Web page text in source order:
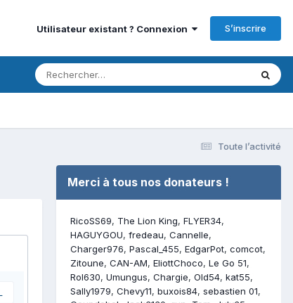
Utilisateur existant ? Connexion S’inscrire
Toute l’activité
Merci à tous nos donateurs !
RicoSS69 The Lion King FLYER34
HAGUYGOU fredeau Cannelle
Charger976 Pascal_455 EdgarPot comcot
Zitoune CAN-AM EliottChoco Le Go 51
Rol630 Umungus Chargie Old54 kat55
Sally1979 Chevy11 buxois84 sebastien 01